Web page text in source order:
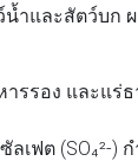
ำและสัตว์บก
รรอง และแร่
เฟต (SO₄²-)